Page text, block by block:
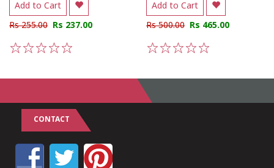
Add to Cart
Rs 255.00 Rs 237.00
Add to Cart
Rs 500.00 Rs 465.00
CONTACT